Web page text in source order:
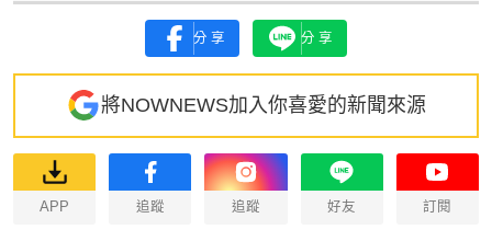
分享 分享
將NOWNEWS加入你喜愛的新聞來源
APP 追蹤 追蹤 好友 訂閱